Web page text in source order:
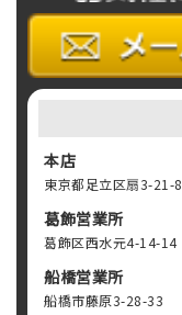
本店
東京都足立区扇3-21-8
葛飾営業所
葛飾区西水元4-14-14
船橋営業所
船橋市藤原3-28-33